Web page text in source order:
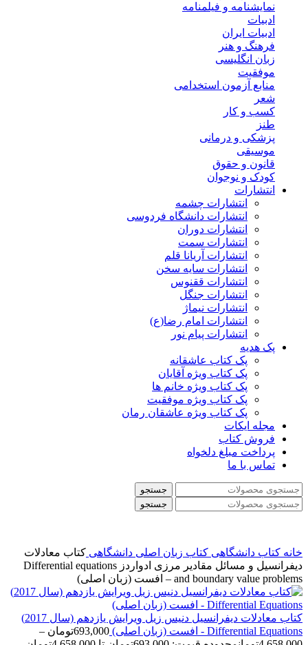
نمایشنامه و فیلمنامه
ادبیات
ادبیات ایران
فرهنگ و هنر
زبان انگلیسی
موفقیت
منابع آزمون استخدامی
شعر
کسب و کار
طنز
پزشکی و درمانی
موسیقی
قانون و حقوق
کودک و نوجوان
انتشارات
انتشارات چشمه
انتشارات دانشگاه فردوسی
انتشارات دوران
انتشارات سمت
انتشارات آریانا قلم
انتشارات سایه سخن
انتشارات ققنوس
انتشارات جنگل
انتشارات نیماژ
انتشارات امام رضا(ع)
انتشارات پیام نور
پک هدیه
پک کتاب عاشقانه
پک کتاب ویژه آقایان
پک کتاب ویژه خانم ها
پک کتاب ویژه موفقیت
پک کتاب ویژه عاشقان رمان
مجله ایکات
فروش کتاب
پرداخت مبلغ دلخواه
تماس با ما
جستجو
جستجو
خانه کتاب دانشگاهی کتاب زبان اصلی دانشگاهی کتاب معادلات
دیفرانسیل و مسائل مقادیر مرزی ادواردز Differential equations
and boundary value problems – افست (زبان اصلی)
کتاب معادلات دیفرانسیل دنیس زیل ویرایش یازدهم (سال 2017)
Differential Equations - افست (زبان اصلی)
693,000تومان –